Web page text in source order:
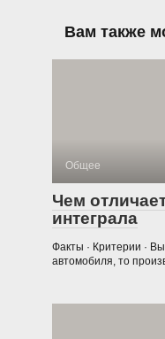
Вам также
Общее
Чем
интеграла
Факты · Критерии ·
автомобиля, то